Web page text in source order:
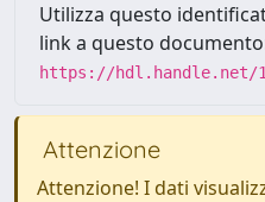
Utilizza questo
link a questo
https://hdl.handle.net/
Attenzione
Attenzione! I dati